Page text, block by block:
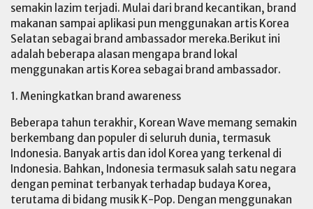
semakin lazim terjadi. Mulai dari brand kecantikan, brand
makanan sampai aplikasi pun menggunakan artis Korea
Selatan sebagai brand ambassador mereka.Berikut ini
adalah beberapa alasan mengapa brand lokal
menggunakan artis Korea sebagai brand ambassador.
1. Meningkatkan brand awareness
Beberapa tahun terakhir, Korean Wave memang semakin
berkembang dan populer di seluruh dunia, termasuk
Indonesia. Banyak artis dan idol Korea yang terkenal di
Indonesia. Bahkan, Indonesia termasuk salah satu negara
dengan peminat terbanyak terhadap budaya Korea,
terutama di bidang musik K-Pop. Dengan menggunakan